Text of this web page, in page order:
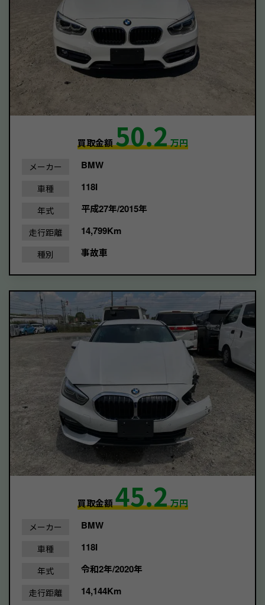
買取金額50.2万円
メーカー BMW
車種 118I
年式 平成27年/2015年
走行距離 14,799Km
種別 事故車
買取金額45.2万円
メーカー BMW
車種 118I
年式 令和2年/2020年
走行距離 14,144Km